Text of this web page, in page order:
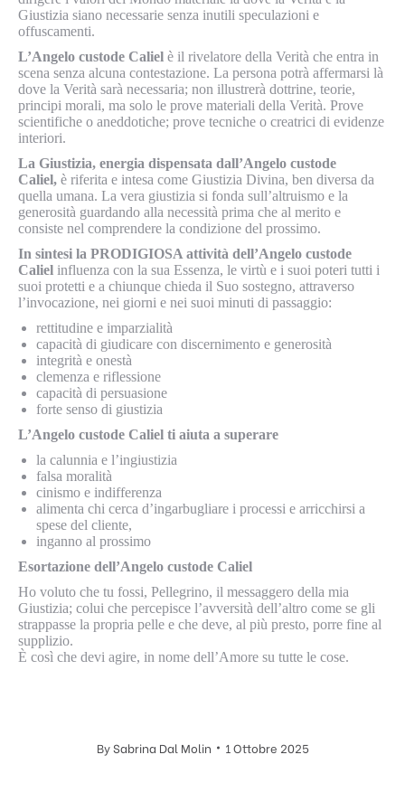
Giustizia siano necessarie senza inutili speculazioni e
offuscamenti.
L’Angelo custode Caliel è il rivelatore della Verità che entra in
scena senza alcuna contestazione. La persona potrà affermarsi là
dove la Verità sarà necessaria; non illustrerà dottrine, teorie,
principi morali, ma solo le prove materiali della Verità. Prove
scientifiche o aneddotiche; prove tecniche o creatrici di evidenze
interiori.
La Giustizia, energia dispensata dall’Angelo custode
Caliel, è riferita e intesa come Giustizia Divina, ben diversa da
quella umana. La vera giustizia si fonda sull’altruismo e la
generosità guardando alla necessità prima che al merito e
consiste nel comprendere la condizione del prossimo.
In sintesi la PRODIGIOSA attività dell’Angelo custode
Caliel influenza con la sua Essenza, le virtù e i suoi poteri tutti i
suoi protetti e a chiunque chieda il Suo sostegno, attraverso
l’invocazione, nei giorni e nei suoi minuti di passaggio:
rettitudine e imparzialità
capacità di giudicare con discernimento e generosità
integrità e onestà
clemenza e riflessione
capacità di persuasione
forte senso di giustizia
L’Angelo custode Caliel ti aiuta a superare
la calunnia e l’ingiustizia
falsa moralità
cinismo e indifferenza
alimenta chi cerca d’ingarbugliare i processi e arricchirsi a
spese del cliente,
inganno al prossimo
Esortazione dell’Angelo custode Caliel
Ho voluto che tu fossi, Pellegrino, il messaggero della mia
Giustizia; colui che percepisce l’avversità dell’altro come se gli
strappasse la propria pelle e che deve, al più presto, porre fine al
supplizio.
È così che devi agire, in nome dell’Amore su tutte le cose.
BySabrina Dal Molin 1 Ottobre 2025